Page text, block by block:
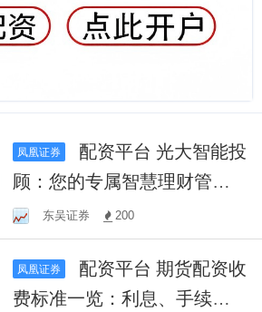
凤凰证券
顾：您的专属智慧理财管
家。东吴证券 200
凤凰证券
费标准一览：利息、手续费